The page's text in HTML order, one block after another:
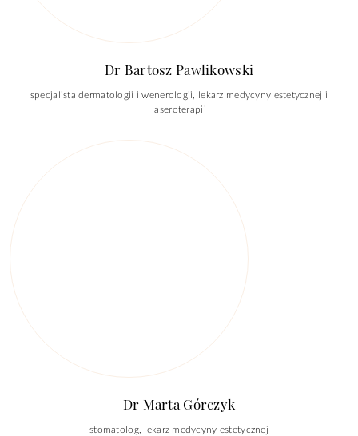
Dr Bartosz Pawlikowski
specjalista dermatologii i wenerologii, lekarz medycyny estetycznej i
laseroterapii
Dr Marta Górczyk
stomatolog, lekarz medycyny estetycznej